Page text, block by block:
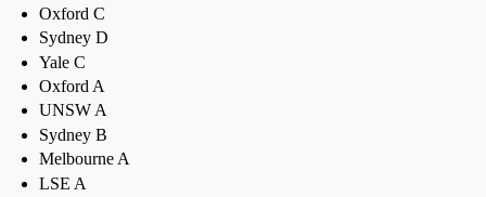
Oxford C
Sydney D
Yale C
Oxford A
UNSW A
Sydney B
Melbourne A
LSE A